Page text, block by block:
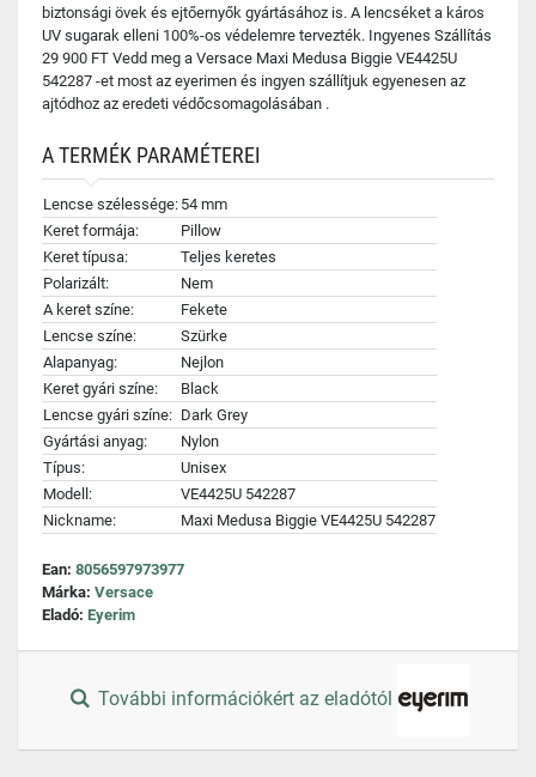
biztonsági övek és ejtőernyők gyártásához is. A lencséket a káros
UV sugarak elleni 100%-os védelemre tervezték. Ingyenes Szállítás
29 900 FT Vedd meg a Versace Maxi Medusa Biggie VE4425U
542287 -et most az eyerimen és ingyen szállítjuk egyenesen az
ajtódhoz az eredeti védőcsomagolásában .
A TERMÉK PARAMÉTEREI
Lencse szélessége: 54 mm
Keret formája:
Pillow
Keret típusa:
Teljes keretes
Polarizált:
Nem
A keret színe:
Fekete
Lencse színe:
Szürke
Alapanyag:
Nejlon
Keret gyári színe:
Black
Lencse gyári színe: Dark Grey
Gyártási anyag:
Nylon
Típus:
Unisex
Modell:
VE4425U 542287
Nickname:
Maxi Medusa Biggie VE4425U 542287
Ean: 8056597973977
Márka: Versace
Eladó: Eyerim
További információkért az eladótól